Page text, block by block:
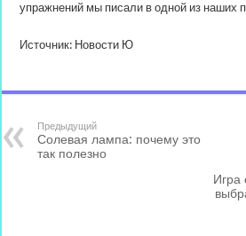
упражнений мы писали в одной из наших
Источник: Новости Ю
Предыдущий
Солевая лампа: почему это
так полезно
Игра